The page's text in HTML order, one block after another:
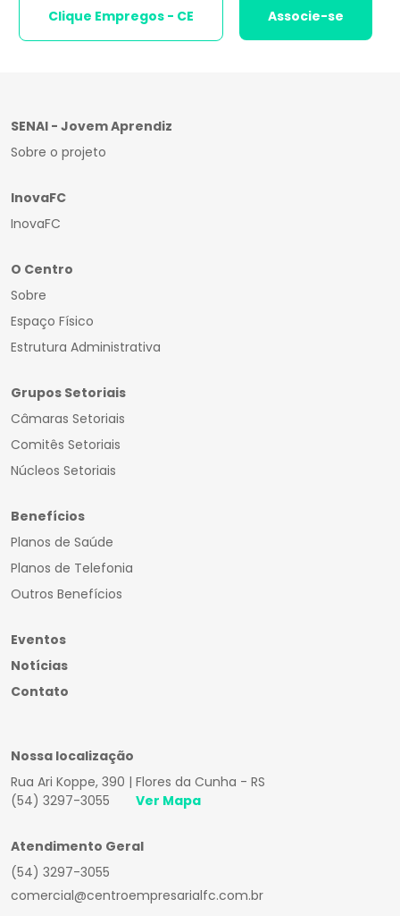
Clique Empregos - CE Associe-se
SENAI - Jovem Aprendiz
Sobre o projeto
InovaFC
InovaFC
O Centro
Sobre
Espaço Físico
Estrutura Administrativa
Grupos Setoriais
Câmaras Setoriais
Comitês Setoriais
Núcleos Setoriais
Benefícios
Planos de Saúde
Planos de Telefonia
Outros Benefícios
Eventos
Notícias
Contato
Nossa localização
Rua Ari Koppe, 390 | Flores da Cunha - RS
(54) 3297-3055
Ver Mapa
Atendimento Geral
(54) 3297-3055
comercial@centroempresarialfc.com.br